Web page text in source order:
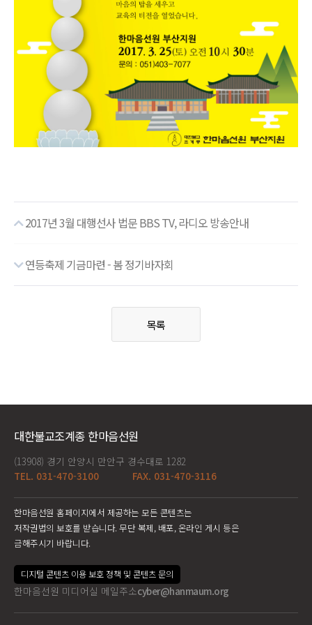
2017년 3월 대행선사 법문 BBS TV, 라디오 방송안내
연등축제 기금마련 - 봄 정기바자회
목록
대한불교조계종 한마음선원
(13908) 경기 안양시 만안구 경수대로 1282
TEL. 031-470-3100
FAX. 031-470-3116
한마음선원 홈페이지에서 제공하는 모든 콘텐츠는
저작권법의 보호를 받습니다. 무단 복제, 배포, 온라인 게시 등은
금해주시기 바랍니다.
디지털 콘텐츠 이용 보호 정책 및 콘텐츠 문의
한마음선원 미디어실 메일주소cyber@hanmaum.org